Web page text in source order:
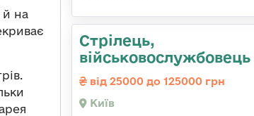
й на
Стрілець,
військовослужбовець
від 25000 до 125000 грн
Київ